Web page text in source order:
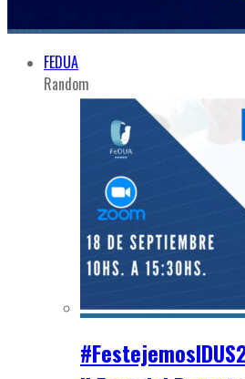
FEDUA
Random